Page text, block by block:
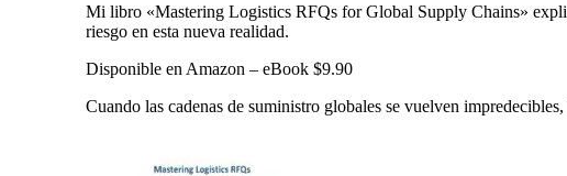
Mi libro «Mastering Logistics RFQs for Global Supply Chains»
riesgo en esta nueva realidad.
Disponible en Amazon – eBook $9.90
Cuando las cadenas de suministro globales se vuelven